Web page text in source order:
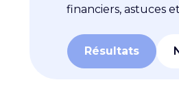
financiers, astuces
Résultats